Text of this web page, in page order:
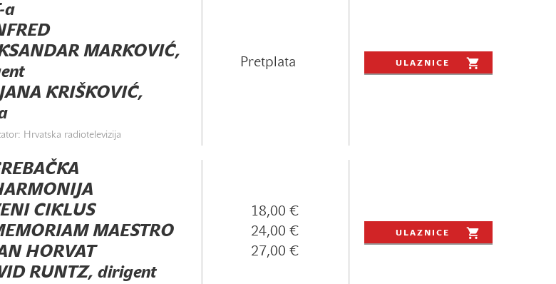
a
MARKOVIĆ,
KRIŠKOVIĆ,
Hrvatska radiotelevizija
Pretplata ULAZNICE
CIKLUS
MAESTRO
HORVAT
RUNTZ, dirigent
18,00 €
24,00 €
27,00 €
ULAZNICE